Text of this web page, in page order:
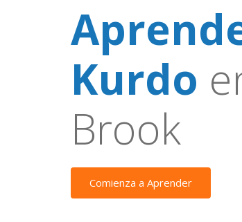
Kurdo
Brook
Comienza a Aprender